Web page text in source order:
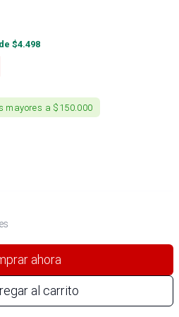
$4.498
mayores a $150.000
ahora
al carrito